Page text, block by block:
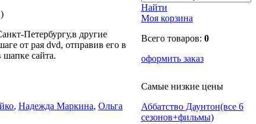
Петербургу,в другие
от рая dvd, отправив его в
шапке сайта.
, Надежда Маркина, Ольга
Найти
Моя корзина
Всего товаров: 0
оформить заказ
Самые низкие цены
Аббатство Даунтон(все 6
сезонов+фильмы)